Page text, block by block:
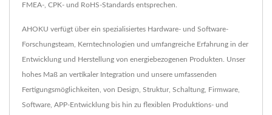
FMEA-, CPK- und RoHS-Standards entsprechen.
AHOKU verfügt über ein spezialisiertes Hardware- und Software-
Forschungsteam, Kerntechnologien und umfangreiche Erfahrung in der
Entwicklung und Herstellung von energiebezogenen Produkten. Unser
hohes Maß an vertikaler Integration und unsere umfassenden
Fertigungsmöglichkeiten, von Design, Struktur, Schaltung, Firmware,
Software, APP-Entwicklung bis hin zu flexiblen Produktions- und